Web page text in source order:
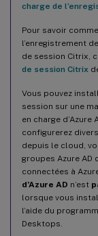
charge de
Pour savoir
l’enregistrement
de session Citrix,
de session Citrix
Vous pouvez
session sur une
en charge
configurerez
depuis le cloud,
groupes Azure AD
connectées à
d’Azure AD n’est
lorsque vous
l’aide du
Desktops.
données Cloud SQL
Installation de la
sur la base de
Installer la base
Migrer une base
Migrer une base
Managed
Installer la base
SQL Server sur
Installer la base
Google Cloud